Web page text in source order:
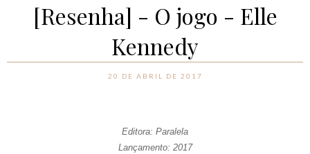
[Resenha] - O jogo - Elle
Kennedy
20 DE ABRIL DE 2017
Editora: Paralela
Lançamento: 2017